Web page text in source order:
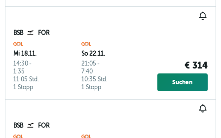
BSB FOR
Mi 18.11.
14:30-
1:35
1 Stopp
11:05 Std.
So 22.11.
21:05 -
7:40
1 Stopp
10:35 Std.
€ 314
Suchen
BSB FOR